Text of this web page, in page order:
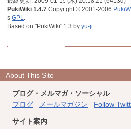
PukiWiki 1.4.7 Copyright © 2001-2006
s GPL.
Based on "PukiWiki" 1.3 by yu-ji.
About This Site
ブログ・メルマガ・ソーシャル
ブログ
メールマガジン Follow
サイト案内